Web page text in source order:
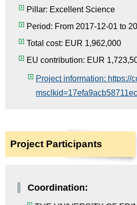
Pillar: Excellent Science
Period: From 2017-12-01 to
Total cost: EUR 1,962,000
EU contribution: EUR
Project information: https://
Project Participants
Coordination: